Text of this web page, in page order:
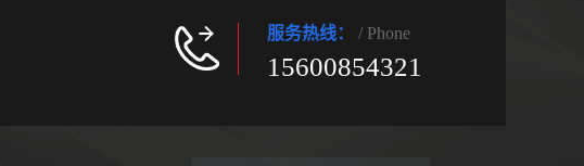
服务热线： / Phone
15600854321